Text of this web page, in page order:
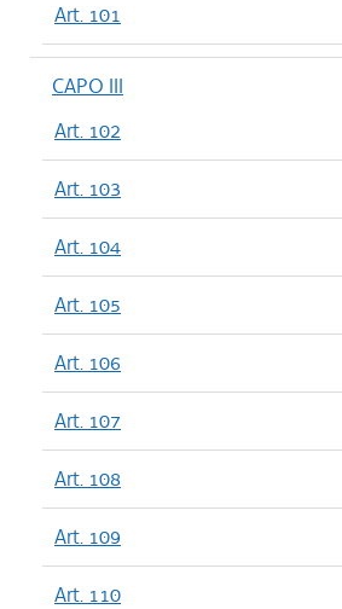
Art. 101
CAPO III
Art. 102
Art. 103
Art. 104
Art. 105
Art. 106
Art. 107
Art. 108
Art. 109
Art. 110